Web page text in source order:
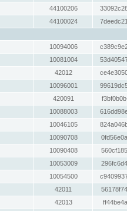
44100206
44100024
10094006
10081004
42012
10096001
420091
10088003
10046105
10090708
10090408
10053009
10054500
42011
42013